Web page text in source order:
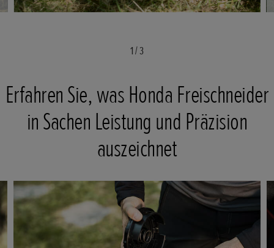
1/3
Erfahren Sie, was Honda Freischneider
in Sachen Leistung und Präzision
auszeichnet